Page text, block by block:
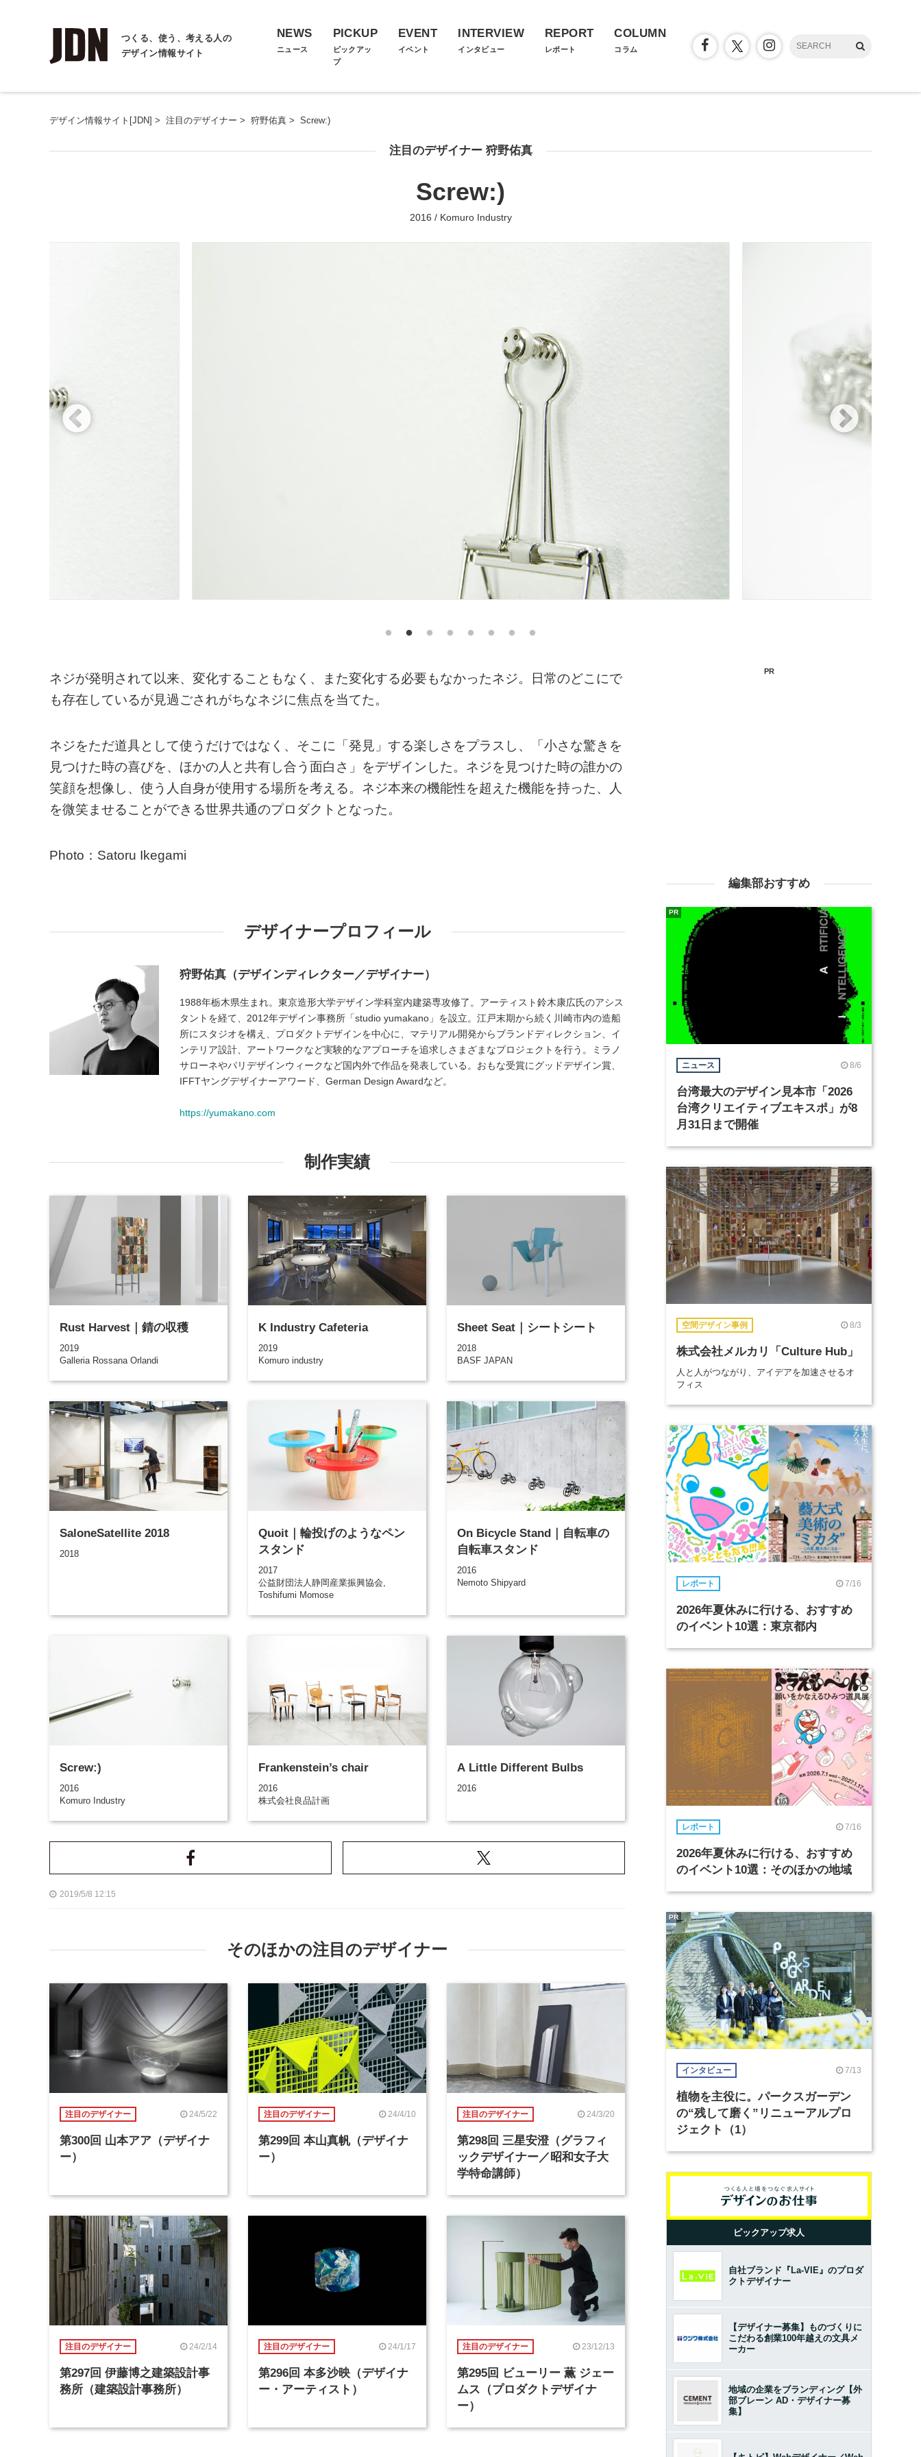
つくる、使う、考える人の
デザイン情報サイト
NEWS
ニュース
PICKUP
ピックアッ
プ
EVENT
イベント
INTERVIEW
インタビュー
REPORT
レポート
COLUMN
コラム
デザイン情報サイト[JDN] > 注目のデザイナー > 狩野佑真 > Screw:)
注目のデザイナー 狩野佑真
Screw:)
2016 / Komuro Industry
ネジが発明されて以来、変化することもなく、また変化する必要もなかったネジ。日常のどこにで
も存在しているが見過ごされがちなネジに焦点を当てた。
ネジをただ道具として使うだけではなく、そこに「発見」する楽しさをプラスし、「小さな驚きを
見つけた時の喜びを、ほかの人と共有し合う面白さ」をデザインした。ネジを見つけた時の誰かの
笑顔を想像し、使う人自身が使用する場所を考える。ネジ本来の機能性を超えた機能を持った、人
を微笑ませることができる世界共通のプロダクトとなった。
Photo：Satoru Ikegami
デザイナープロフィール
狩野佑真（デザインディレクター／デザイナー）
1988年栃木県生まれ。東京造形大学デザイン学科室内建築専攻修了。アーティスト鈴木康広氏のアシス
タントを経て、2012年デザイン事務所「studio yumakano」を設立。江戸末期から続く川崎市内の造船
所にスタジオを構え、プロダクトデザインを中心に、マテリアル開発からブランドディレクション、イ
ンテリア設計、アートワークなど実験的なアプローチを追求しさまざまなプロジェクトを行う。ミラノ
サローネやパリデザインウィークなど国内外で作品を発表している。おもな受賞にグッドデザイン賞、
IFFTヤングデザイナーアワード、German Design Awardなど。
https://yumakano.com
制作実績
Rust Harvest｜錆の収穫
2019
Galleria Rossana Orlandi
K Industry Cafeteria
2019
Komuro industry
Sheet Seat｜シートシート
2018
BASF JAPAN
SaloneSatellite 2018
2018
Quoit｜輪投げのようなペン
スタンド
2017
公益財団法人静岡産業振興協会,
Toshifumi Momose
On Bicycle Stand｜自転車の
自転車スタンド
2016
Nemoto Shipyard
Screw:)
2016
Komuro Industry
Frankenstein’s chair
2016
株式会社良品計画
A Little Different Bulbs
2016
2019/5/8 12:15
そのほかの注目のデザイナー
注目のデザイナー 24/5/22
第300回 山本アア（デザイナ
ー）
注目のデザイナー 24/4/10
第299回 本山真帆（デザイナ
ー）
注目のデザイナー 24/3/20
第298回 三星安澄（グラフィ
ックデザイナー／昭和女子大
学特命講師）
注目のデザイナー 24/2/14
第297回 伊藤博之建築設計事
務所（建築設計事務所）
注目のデザイナー 24/1/17
第296回 本多沙映（デザイナ
ー・アーティスト）
注目のデザイナー 23/12/13
第295回 ビューリー 薫 ジェー
ムス（プロダクトデザイナ
ー）
PR
編集部おすすめ
ニュース 8/6
台湾最大のデザイン見本市「2026
台湾クリエイティブエキスポ」が8
月31日まで開催
PR
空間デザイン事例 8/3
株式会社メルカリ「Culture Hub」
人と人がつながり、アイデアを加速させるオ
フィス
レポート 7/16
2026年夏休みに行ける、おすすめ
のイベント10選：東京都内
レポート 7/16
2026年夏休みに行ける、おすすめ
のイベント10選：そのほかの地域
インタビュー 7/13
植物を主役に。パークスガーデン
の“残して磨く”リニューアルプロ
ジェクト（1）
PR
ピックアップ求人
自社ブランド『La-VIE』のプロダ
クトデザイナー
【デザイナー募集】ものづくりに
こだわる創業100年越えの文具メ
ーカー
地域の企業をブランディング【外
部ブレーン AD・デザイナー募
集】